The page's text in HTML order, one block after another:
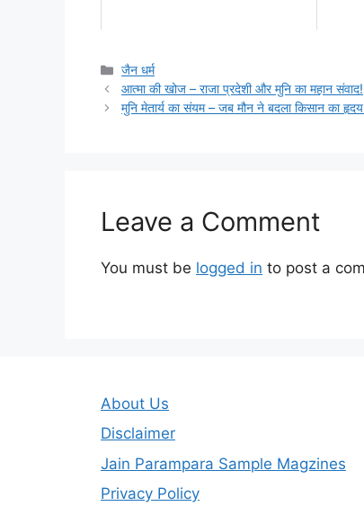
Categories
जैन धर्म
आत्मा की खोज – राजा प्रदेशी और मुनि का महान संवाद!
मुनि मेतार्य का संयम – जब मौन ने बदला किसान का
Leave a Comment
You must be logged in to post a
About Us
Disclaimer
Jain Parampara Sample Magzines
Privacy Policy